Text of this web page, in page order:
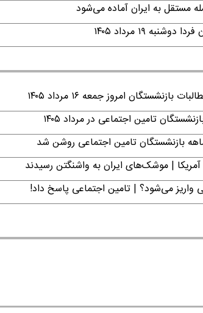
۱۹ مرداد ۱۴۰۵
امروز جمعه ۱۶ مرداد ۱۴۰۵
تامین اجتماعی در مرداد ۱۴۰۵
بازنشستگان تامین اجتماعی روشن شد
| موشک‌های ایران به واشنگتن رسیدند
واریز می‌شود؟ | تامین اجتماعی پاسخ داد!